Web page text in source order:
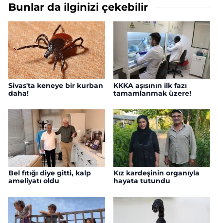
Bunlar da ilginizi çekebilir
Sivas'ta keneye bir kurban
daha!
KKKA aşısının ilk fazı
tamamlanmak üzere!
Bel fıtığı diye gitti, kalp
ameliyatı oldu
Kız kardeşinin organıyla
hayata tutundu